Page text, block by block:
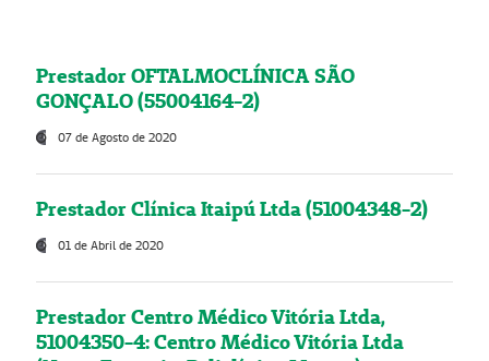
Prestador OFTALMOCLÍNICA SÃO
GONÇALO (55004164-2)
07 de Agosto de 2020
Prestador Clínica Itaipú Ltda (51004348-2)
01 de Abril de 2020
Prestador Centro Médico Vitória Ltda,
51004350-4: Centro Médico Vitória Ltda